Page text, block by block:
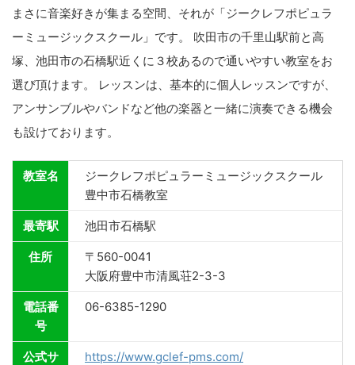
まさに音楽好きが集まる空間、それが「ジークレフポピュラ
ーミュージックスクール」です。 吹田市の千里山駅前と高
塚、池田市の石橋駅近くに３校あるので通いやすい教室をお
選び頂けます。 レッスンは、基本的に個人レッスンですが、
アンサンブルやバンドなど他の楽器と一緒に演奏できる機会
も設けております。
教室名
ジークレフポピュラーミュージックスクール
豊中市石橋教室
最寄駅 池田市石橋駅
住所
〒560-0041
大阪府豊中市清風荘2-3-3
電話番
号
06-6385-1290
公式サ
https://www.gclef-pms.com/